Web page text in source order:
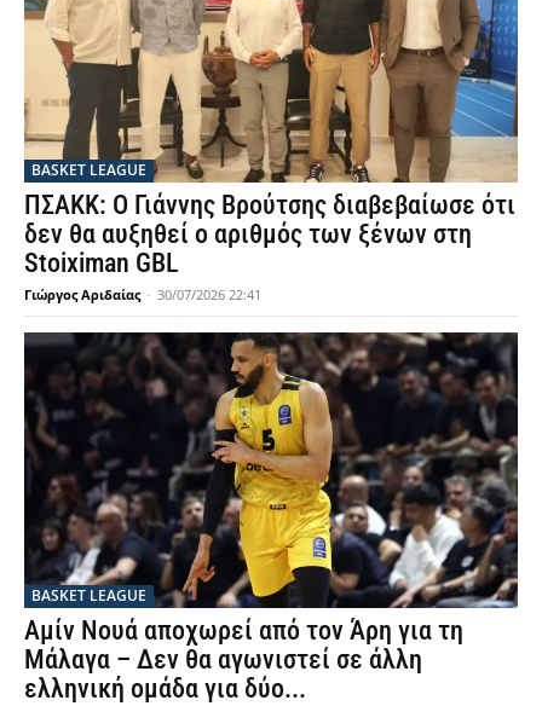
BASKET LEAGUE
ΠΣΑΚΚ: Ο Γιάννης Βρούτσης διαβεβαίωσε ότι
δεν θα αυξηθεί ο αριθμός των ξένων στη
Stoiximan GBL
Γιώργος Αριδαίας - 30/07/2026 22:41
BASKET LEAGUE
Αμίν Νουά αποχωρεί από τον Άρη για τη
Μάλαγα – Δεν θα αγωνιστεί σε άλλη
ελληνική ομάδα για δύο...